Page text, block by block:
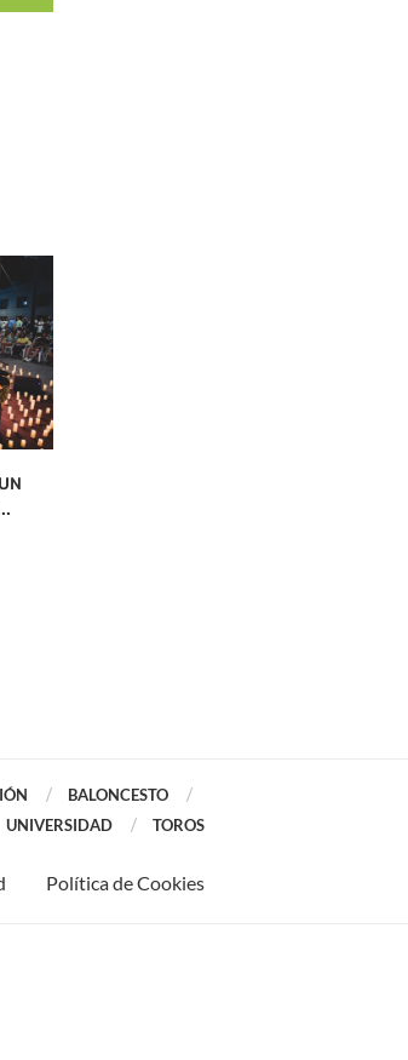
BALONCESTO
UNIVERSIDAD TOROS
Política de Cookies